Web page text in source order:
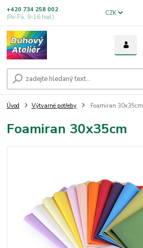
CZK
+420 734 258 002
(Po-Pá, 9-16 hod.)
Úvod Výtvarné potřeby Foamiran 30x35cm
Foamiran 30x35cm